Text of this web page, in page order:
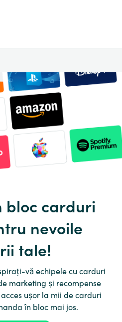
bloc carduri
nevoile
tale!
vă echipele cu carduri
marketing și recompense
ușor la mii de carduri
în bloc mai jos.